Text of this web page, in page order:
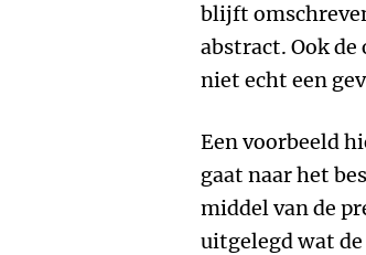
blijft
abstract. Ook
niet echt een
Een voorbeeld
gaat naar het
middel van de
uitgelegd wat